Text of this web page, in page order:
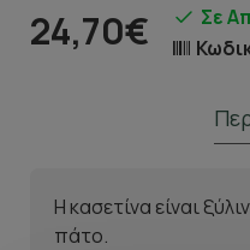
24,70€
Σε
Η κασετίνα είναι
πάτο.